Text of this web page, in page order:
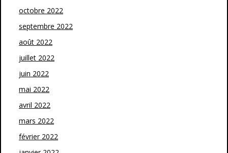
octobre 2022
septembre 2022
août 2022
juillet 2022
juin 2022
mai 2022
avril 2022
mars 2022
février 2022